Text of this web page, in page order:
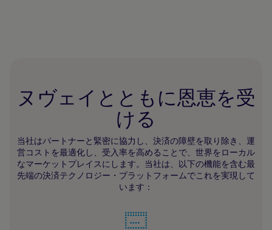
ヌヴェイとともに恩恵を受
ける
当社はパートナーと緊密に協力し、決済の障壁を取り除き、運
営コストを最適化し、受入率を高めることで、世界をローカル
なマーケットプレイスにします。当社は、以下の機能を含む最
先端の決済テクノロジー・プラットフォームでこれを実現して
います：